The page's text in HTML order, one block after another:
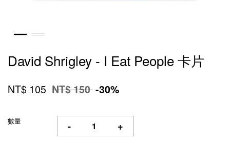
David Shrigley - I Eat People 卡片
NT$ 105 NT$ 150-30%
數量 - +